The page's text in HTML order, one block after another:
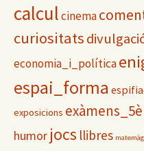
e
calculcinema
curiositats
economia_i_política
espai_forma
exposicions exàmens_5è
humor jocs llibres